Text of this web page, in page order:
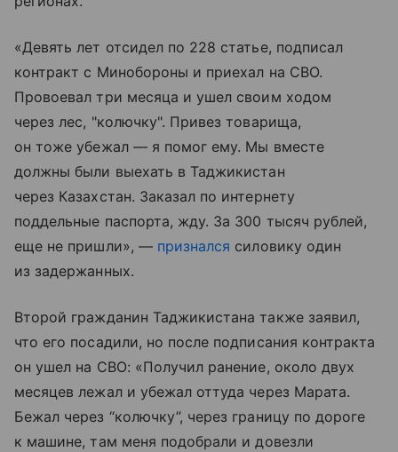
«Девять лет отсидел по 228 статье, подписал
контракт с Минобороны и приехал на СВО.
Провоевал три месяца и ушел своим ходом
через лес, "колючку". Привез товарища,
он тоже убежал — я помог ему. Мы вместе
должны были выехать в Таджикистан
через Казахстан. Заказал по интернету
поддельные паспорта, жду. За 300 тысяч рублей,
еще не пришли», — признался силовику один
из задержанных.
Второй гражданин Таджикистана также заявил,
что его посадили, но после подписания контракта
он ушел на СВО: «Получил ранение, около двух
месяцев лежал и убежал оттуда через Марата.
Бежал через “колючку”, через границу по дороге
к машине, там меня подобрали и довезли